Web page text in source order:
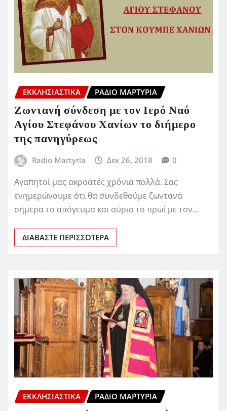
ΕΚΚΛΗΣΙΑΣΤΙΚΆ ΡΆΔΙΟ ΜΑΡΤΥΡΊΑ
Ζωντανή σύνδεση με τον Ιερό Ναό
Αγίου Στεφάνου Χανίων το διήμερο
της πανηγύρεως
Radio Martyria Δεκ 26, 2018 0
Αγαπητοί μας ακροατές χρόνια πολλά. Σας
ενημερώνουμε ότι θα συνδεθούμε ζωντανά
σήμερα το απόγευμα και αύριο το πρωί με τον…
ΔΙΑΒΆΣΤΕ ΠΕΡΙΣΣΌΤΕΡΑ
ΕΚΚΛΗΣΙΑΣΤΙΚΆ ΡΆΔΙΟ ΜΑΡΤΥΡΊΑ